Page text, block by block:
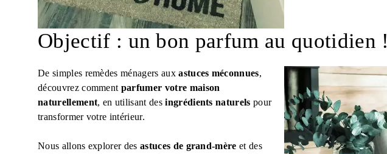
Objectif : un bon parfum au quotidien !
De simples remèdes ménagers auxastuces méconnues,
découvrez comment parfumer votre maison
naturellement, en utilisant desingrédients naturels pour
transformer votre intérieur.
Nous allons explorer des astuces de grand-mère et des